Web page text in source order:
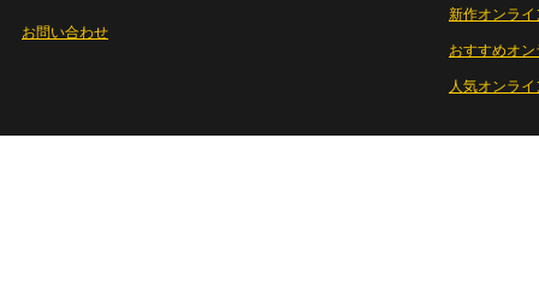
お問い合わせ
新作オンライ
おすすめオ
人気オンラ